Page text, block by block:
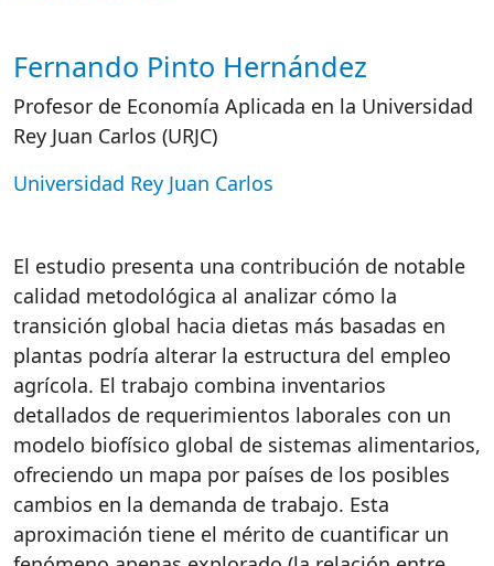
Autor/es reacciones
Fernando Pinto Hernández
Profesor de Economía Aplicada en la Universidad
Rey Juan Carlos (URJC)
Universidad Rey Juan Carlos
El estudio presenta una contribución de notable
calidad metodológica al analizar cómo la
transición global hacia dietas más basadas en
plantas podría alterar la estructura del empleo
agrícola. El trabajo combina inventarios
detallados de requerimientos laborales con un
modelo biofísico global de sistemas alimentarios,
ofreciendo un mapa por países de los posibles
cambios en la demanda de trabajo. Esta
aproximación tiene el mérito de cuantificar un